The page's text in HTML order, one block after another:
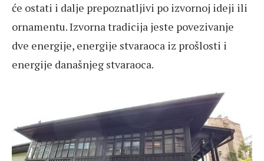
će ostati i dalje prepoznatljivi po izvornoj ideji ili
ornamentu. Izvorna tradicija jeste povezivanje
dve energije, energije stvaraoca iz prošlosti i
energije današnjeg stvaraoca.